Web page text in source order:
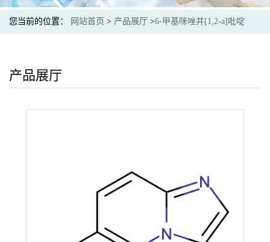
您当前的位置： 网站首页 > 产品展厅 >6-甲基咪唑并[1,2-a]吡啶
产品展厅